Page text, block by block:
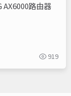
AX6000路由器
919